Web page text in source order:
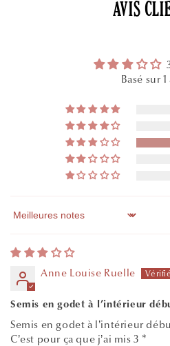
AVIS
Basé sur 1
Sort by
Anne Louise Ruelle
Semis en godet à l’intérieur
Semis en godet à l’intérieur
C’est pour ça que j’ai mis 3 *